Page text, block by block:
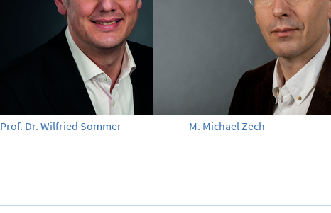
Prof. Dr. Wilfried Sommer M. Michael Zech